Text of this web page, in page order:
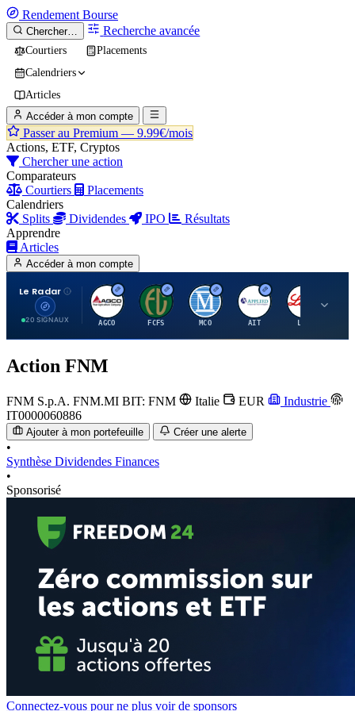
Rendement Bourse
Chercher… Recherche avancée
Courtiers
Placements
Calendriers
Articles
Accéder à mon compte
Passer au Premium — 9.99€/mois
Actions, ETF, Cryptos
Chercher une action
Comparateurs
Courtiers
Placements
Calendriers
Splits
Dividendes IPO
Résultats
Apprendre
Articles
Accéder à mon compte
Le Radar
20 SIGNAUX
A
AGCO
F
FCFS
M
MCO
A
AIT
Action FNM
FNM S.p.A. FNM.MI BIT: FNM Italie EUR
Industrie
IT0000060886
Ajouter à mon portefeuille Créer une alerte
•
Synthèse Dividendes Finances
•
Sponsorisé
Connectez-vous pour ne plus voir de sponsors